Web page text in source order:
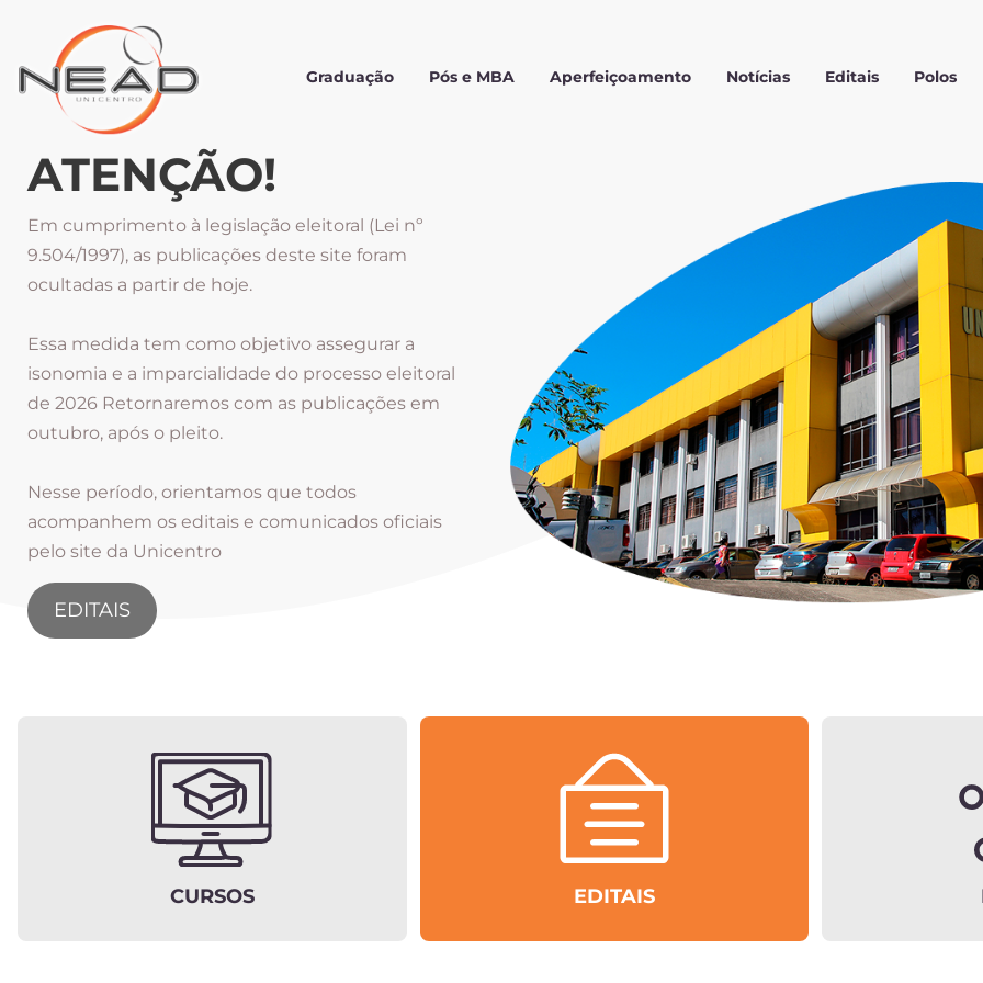
Graduação Pós e MBA Aperfeiçoamento Notícias Editais Polos
ATENÇÃO!
Em cumprimento à legislação eleitoral (Lei nº
9.504/1997), as publicações deste site foram
ocultadas a partir de hoje.
Essa medida tem como objetivo assegurar a
isonomia e a imparcialidade do processo eleitoral
de 2026 Retornaremos com as publicações em
outubro, após o pleito.
Nesse período, orientamos que todos
acompanhem os editais e comunicados oficiais
pelo site da Unicentro
EDITAIS
CURSOS EDITAIS